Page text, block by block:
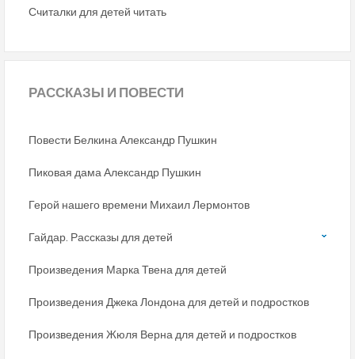
Считалки для детей читать
РАССКАЗЫ И ПОВЕСТИ
Повести Белкина Александр Пушкин
Пиковая дама Александр Пушкин
Герой нашего времени Михаил Лермонтов
Гайдар. Рассказы для детей
Произведения Марка Твена для детей
Произведения Джека Лондона для детей и подростков
Произведения Жюля Верна для детей и подростков